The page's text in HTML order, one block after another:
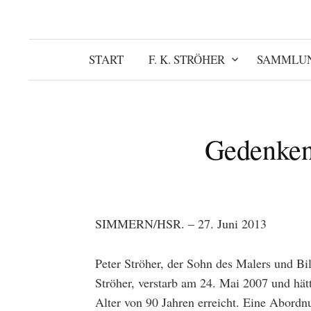
START F. K. STRÖHER
SIMMERN/HSR. – 27. Juni 2013
Peter Ströher, der Sohn des Malers und
Ströher, verstarb am 24. Mai 2007 und
Alter von 90 Jahren erreicht. Eine